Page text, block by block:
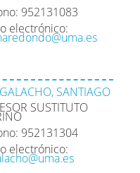
952131083
electrónico:
SANTIAGO
SUSTITUTO
952131304
electrónico: